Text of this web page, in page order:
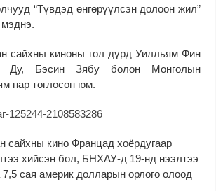
“Түвдэд өнгөрүүлсэн долоон жил”
мэднэ.
сайхны киноны гол дүрд Уилльям Фин
Бэсин Зябу болон Монголын
нар тоглосон юм.
сайхны кино Францад хоёрдугаар
хийсэн бол, БНХАУ-д 19-нд нээлтээ
сая америк долларын орлого олоод